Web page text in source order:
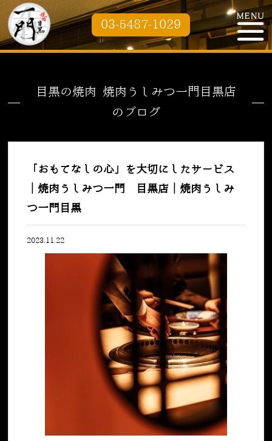
03-5487-1029
目黒の焼肉 焼肉うしみつ一門目黒店
のブログ
「おもてなしの心」を大切にしたサービス
｜焼肉うしみつ一門 目黒店｜焼肉うしみ
つ一門目黒
2023.11.22